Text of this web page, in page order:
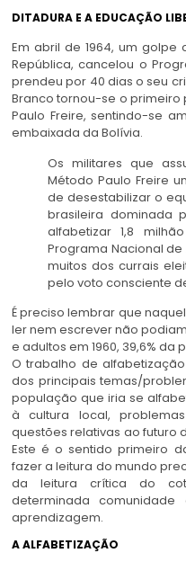
DITADURA E A EDUCAÇÃO
Em abril de 1964, um
República, cancelou o
prendeu por 40 dias o seu
Branco tornou-se o
Paulo Freire, sentindo-se
embaixada da Bolívia.
Os militares que
Método Paulo Freire
de desestabilizar o
brasileira dominada
alfabetizar 1,8
Programa Nacional
muitos dos currais
pelo voto consciente
É preciso lembrar que
ler nem escrever não
e adultos em 1960, 39,6%
O trabalho de
dos principais temas/
população que iria se
à cultura local,
questões relativas ao futuro
Este é o sentido primeiro
fazer a leitura do mundo
da leitura crítica do
determinada
aprendizagem.
A ALFABETIZAÇÃO